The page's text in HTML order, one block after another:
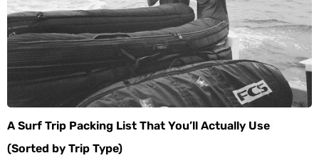
A Surf Trip Packing List That You’ll Actually Use
(Sorted by Trip Type)